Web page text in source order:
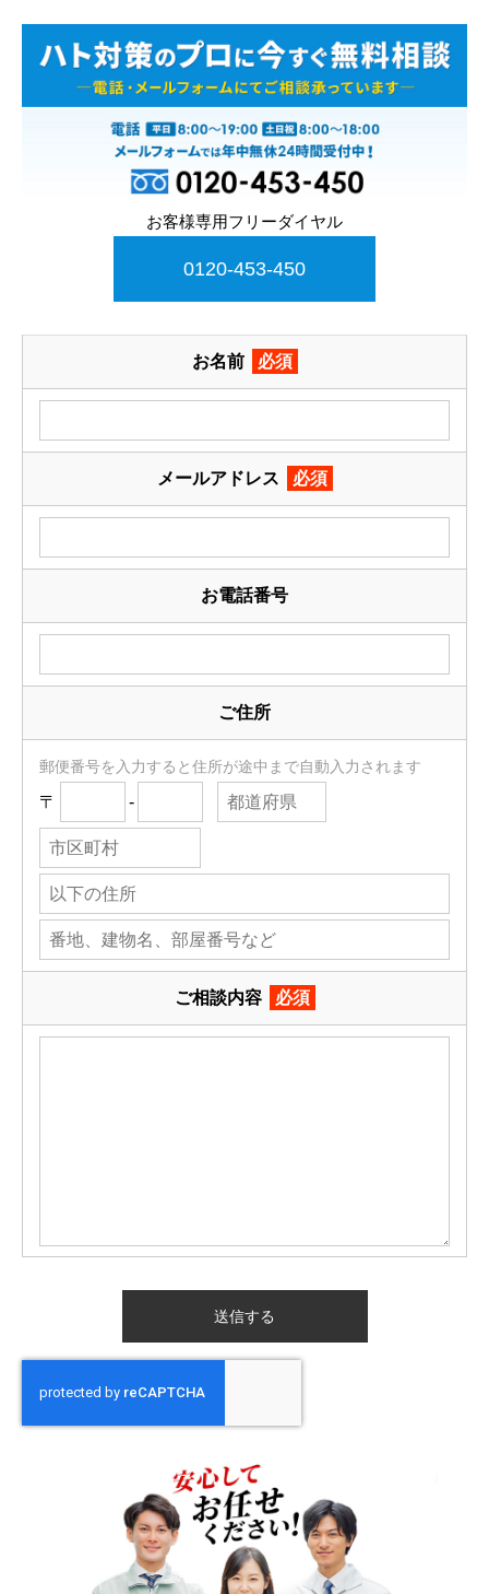
お客様専用フリーダイヤル
0120-453-450
お名前 必須
メールアドレス 必須
お電話番号
ご住所
郵便番号を入力すると住所が途中まで自動入力されます
〒 -
ご相談内容 必須